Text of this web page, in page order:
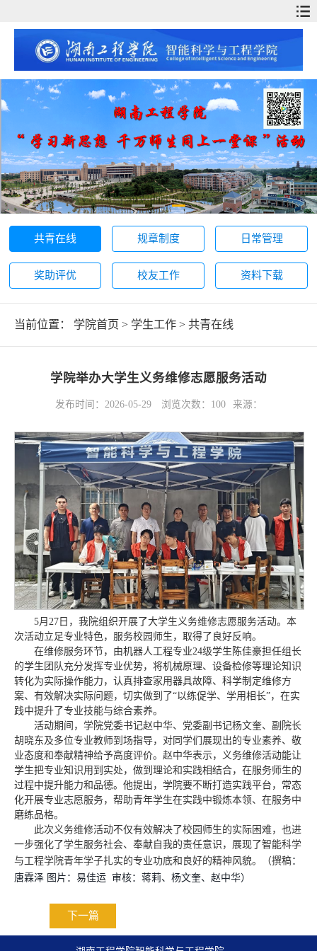
共青在线 规章制度 日常管理
奖助评优 校友工作 资料下载
当前位置： 学院首页 > 学生工作 > 共青在线
学院举办大学生义务维修志愿服务活动
发布时间：2026-05-29 浏览次数： 100 来源：
5月27日，我院组织开展了大学生义务维修志愿服务活动。本
次活动立足专业特色，服务校园师生，取得了良好反响。
在维修服务环节，由机器人工程专业24级学生陈佳豪担任组长
的学生团队充分发挥专业优势，将机械原理、设备检修等理论知识
转化为实际操作能力，认真排查家用器具故障、科学制定维修方
案、有效解决实际问题，切实做到了“以练促学、学用相长”，在实
践中提升了专业技能与综合素养。
活动期间，学院党委书记赵中华、党委副书记杨文奎、副院长
胡晓东及多位专业教师到场指导，对同学们展现出的专业素养、敬
业态度和奉献精神给予高度评价。赵中华表示，义务维修活动能让
学生把专业知识用到实处，做到理论和实践相结合，在服务师生的
过程中提升能力和品德。他提出，学院要不断打造实践平台，常态
化开展专业志愿服务，帮助青年学生在实践中锻炼本领、在服务中
磨练品格。
此次义务维修活动不仅有效解决了校园师生的实际困难，也进
一步强化了学生服务社会、奉献自我的责任意识，展现了智能科学
与工程学院青年学子扎实的专业功底和良好的精神风貌。（撰稿：
唐霖泽 图片：易佳运 审核：蒋莉、杨文奎、赵中华）
下一篇